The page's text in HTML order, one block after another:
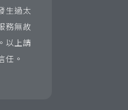
生過太
務無故
以上請
任。